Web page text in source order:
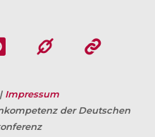
| Impressum
der Deutschen